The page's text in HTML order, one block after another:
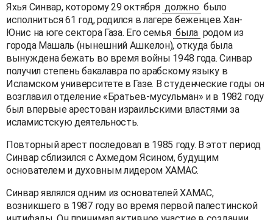
Яхья Синвар, которому 29 октября должно было
исполниться 61 год, родился в лагере беженцев Хан-
Юнис на юге сектора Газа. Его семья была родом из
города Машаль (нынешний Ашкелон), откуда была
вынуждена бежать во время войны 1948 года. Синвар
получил степень бакалавра по арабскому языку в
Исламском университете в Газе. В студенческие годы он
возглавил отделение «Братьев-мусульман» и в 1982 году
был впервые арестован израильскими властями за
исламистскую деятельность.
Повторный арест последовал в 1985 году. В этот период
Синвар сблизился с Ахмедом Ясином, будущим
основателем и духовным лидером ХАМАС.
Синвар являлся одним из основателей ХАМАС,
возникшего в 1987 году во время первой палестинской